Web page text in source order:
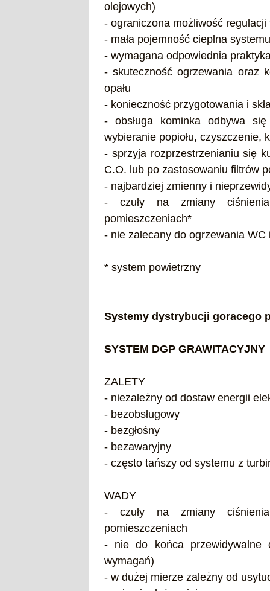
olejowych)
- ograniczona możliwość
- mała pojemność cieplna
- wymagana odpowiednia
- skuteczność ogrzewania oraz
opału
- konieczność przygotowania i
- obsługa kominka odbywa
wybieranie popiołu, czyszczenie,
- sprzyja rozprzestrzenianiu się
C.O. lub po zastosowaniu filtrów
- najbardziej zmienny i
- czuły na zmiany
pomieszczeniach*
- nie zalecany do ogrzewania WC
* system powietrzny
Systemy dystrybucji goracego
SYSTEM DGP GRAWITACYJNY
ZALETY
- niezależny od dostaw energii
- bezobsługowy
- bezgłośny
- bezawaryjny
- często tańszy od systemu z
WADY
- czuły na zmiany
pomieszczeniach
- nie do końca przewidywalne
wymagań)
- w dużej mierze zależny od